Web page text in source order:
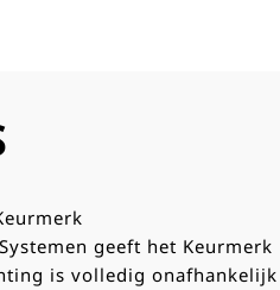
geeft het Keurmerk
is volledig onafhankelijk